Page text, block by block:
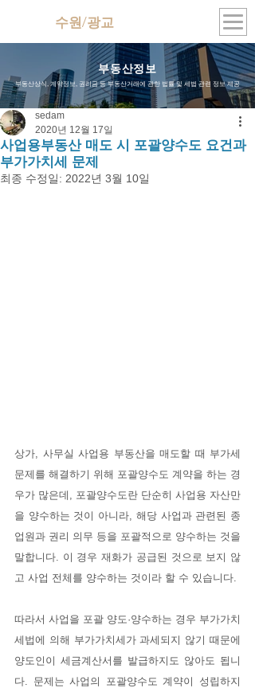
수원/광교
부동산정보
부동산상식, 계약정보, 권리금 등 부동산거래에 관한 법률 및 세법 관련 정보 제공
사업용부동산 매도 시 포괄양수도 요건과
부가가치세 문제
sedam
2020년 12월 17일
최종 수정일: 2022년 3월 10일
상가, 사무실 사업용 부동산을 매도할 때 부가세
문제를 해결하기 위해 포괄양수도 계약을 하는 경
우가 많은데, 포괄양수도란 단순히 사업용 자산만
을 양수하는 것이 아니라, 해당 사업과 관련된 종
업원과 권리 의무 등을 포괄적으로 양수하는 것을
말합니다. 이 경우 재화가 공급된 것으로 보지 않
고 사업 전체를 양수하는 것이라 할 수 있습니다.
따라서 사업을 포괄 양도·양수하는 경우 부가가치
세법에 의해 부가가치세가 과세되지 않기 때문에
양도인이 세금계산서를 발급하지도 않아도 됩니
다. 문제는 사업의 포괄양수도 계약이 성립하지